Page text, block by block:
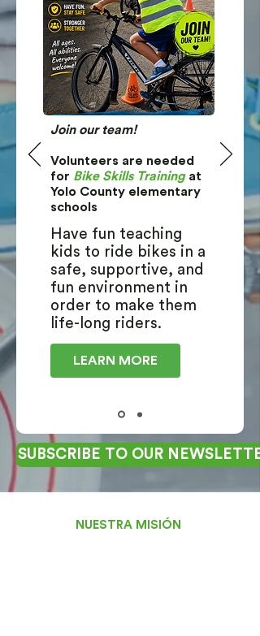
Join our team!
Volunteers are needed
for Bike Skills Trainingat
Yolo County elementary
schools
Have fun teaching
kids to ride bikes in a
safe, supportive, and
fun environment in
order to make them
life-long riders.
LEARN MORE
SUBSCRIBE TO OUR
NUESTRA MISIÓN